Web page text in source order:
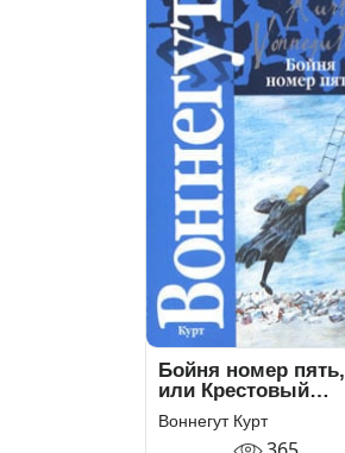
Бойня номер пять,
или Крестовый
поход детей (Бойня
№5)
Воннегут Курт